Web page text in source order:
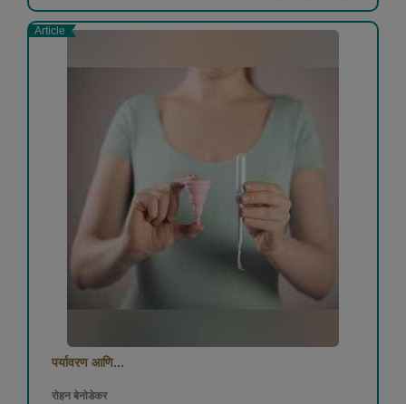
Article
पर्यावरण आणि...
रोहन बेनोडेकर